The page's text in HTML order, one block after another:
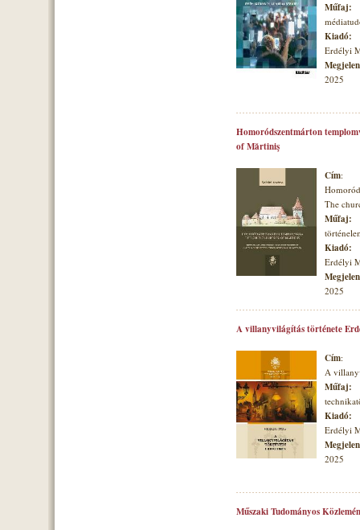
Műfaj:
Kiadó:
Erdélyi
2025
Homoródszentmárton
of Mărtiniş
Cím:
The
Műfaj:
Kiadó:
Erdélyi
2025
A villanyvilágítás története
Cím:
A
Műfaj:
Kiadó:
Erdélyi
2025
Műszaki Tudományos